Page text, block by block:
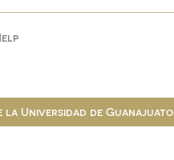
Universidad de Guanajuato